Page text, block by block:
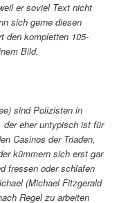
er soviel Text nicht
sich gerne diesen
den kompletten 105-
Bild.
sind Polizisten in
der eher untypisch ist für
Casinos der Triaden,
kümmern sich erst gar
fressen oder schlafen
(Michael Fitzgerald
Regel zu arbeiten